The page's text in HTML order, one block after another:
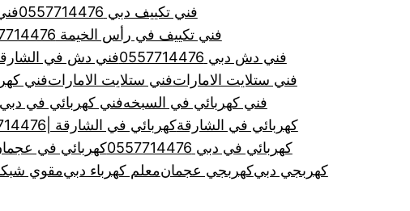
فني تكييف دبي 0557714476
فني تكييف في رأس الخيمة 0557714476
فني دش دبي 0557714476
فني دش في الشارقة
فني ستلايت الاماراتفني ستلايت الاماراتفني
فني كهربائي في السبخهفني كهربائي في دبي 0557714476
كهربائي في الشارقةكهربائي في الشارقة |0557714476|لجميع اعمال صيانة
كهربائي في دبي 0557714476
كهربائي في
كهربجي دبيكهربجي عجمانمعلم كهرباء دبيمقوي